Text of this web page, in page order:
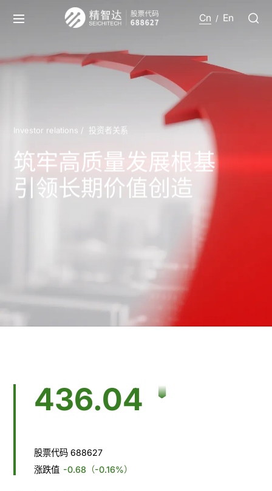
Cn / En
Investor relations / 投资者关系
筑牢高质量发展根基
引领长期价值创造
436.04
股票代码 688627
涨跌值 -0.68 （-0.16%）